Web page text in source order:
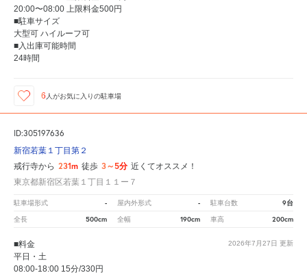
20:00〜08:00 上限料金500円
■駐車サイズ
大型可 ハイルーフ可
■入出庫可能時間
24時間
6 人がお気に入りの駐車場
ID:305197636
新宿若葉１丁目第２
戒行寺から 231m 徒歩 3～5分 近くてオススメ！
東京都新宿区若葉１丁目１１ー７
駐車場形式 - 屋内外形式 - 駐車台数 9台
全長 500cm 全幅 190cm 車高 200cm
2026年7月27日 更新
■料金
平日・土
08:00-18:00 15分/330円